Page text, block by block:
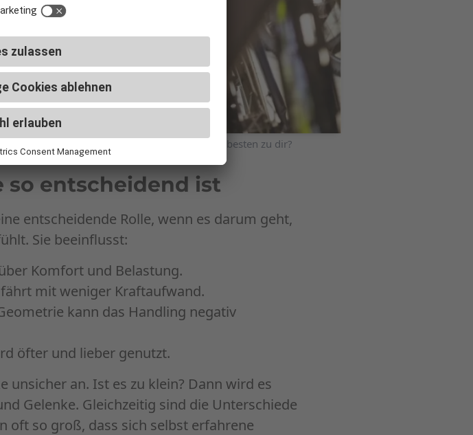
und Geometrien - aber welcher passt am besten zu dir?
so entscheidend ist
entscheidende Rolle, wenn es darum geht,
Sie beeinflusst:
Komfort und Belastung.
mit weniger Kraftaufwand.
kann das Handling negativ
öfter und lieber genutzt.
unsicher an. Ist es zu klein? Dann wird es
Gelenke. Gleichzeitig sind die Unterschiede
oft so groß, dass sich selbst erfahrene